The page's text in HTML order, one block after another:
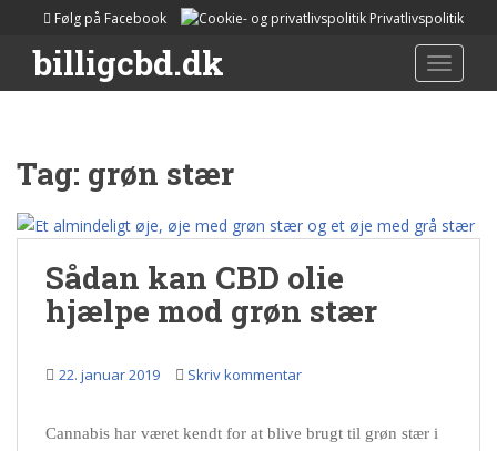
p
Følg på Facebook Privatlivspolitik
T
O
A
V
billigcbd.dk
Tag: grøn stær
Sådan kan CBD olie
hjælpe mod grøn stær
22. januar 2019 Skriv kommentar
Cannabis har været kendt for at blive brugt til grøn stær i